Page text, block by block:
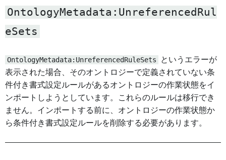
OntologyMetadata:UnreferencedRul
eSets
OntologyMetadata:UnreferencedRuleSets
というエラーが
表示された場合、そのオントロジーで定義されていない条
件付き書式設定ルールがあるオントロジーの作業状態をイ
ンポートしようとしています。これらのルールは移行でき
ません。インポートする前に、オントロジーの作業状態か
ら条件付き書式設定ルールを削除する必要があります。